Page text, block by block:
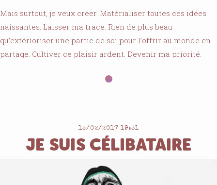
Mais surtout, je veux créer. Matérialiser toutes ces idées
naissantes. Laisser ma trace. Rien de plus beau
qu’extérioriser une partie de soi pour l’offrir au monde en
partage. Cultiver ce plaisir ardent. Devenir ma priorité.
15/02/2017 19:31
JE SUIS CÉLIBATAIRE